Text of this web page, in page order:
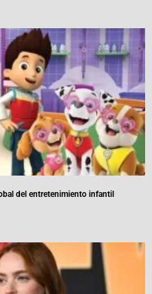
del entretenimiento infantil